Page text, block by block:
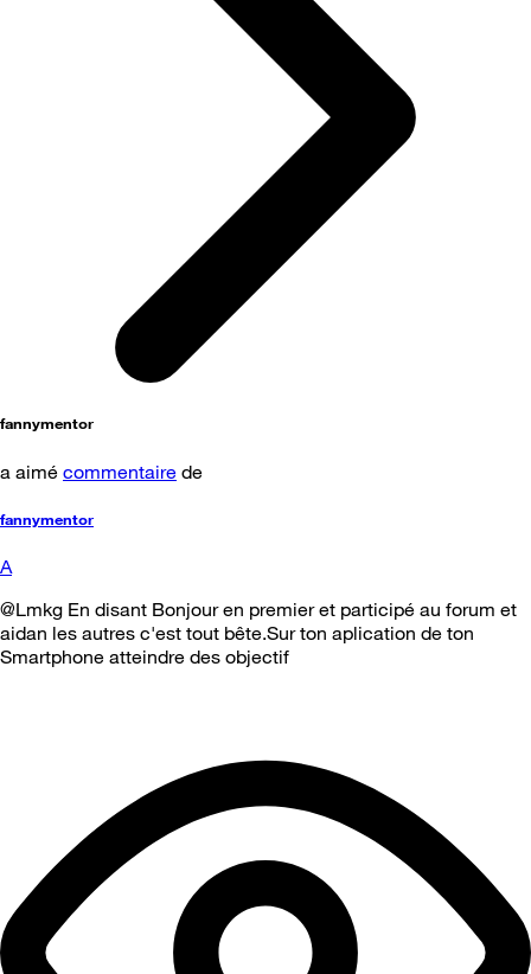
fannymentor
a aimé commentaire de
fannymentor
A
@Lmkg En disant Bonjour en premier et participé au forum et
aidan les autres c'est tout bête.Sur ton aplication de ton
Smartphone atteindre des objectif